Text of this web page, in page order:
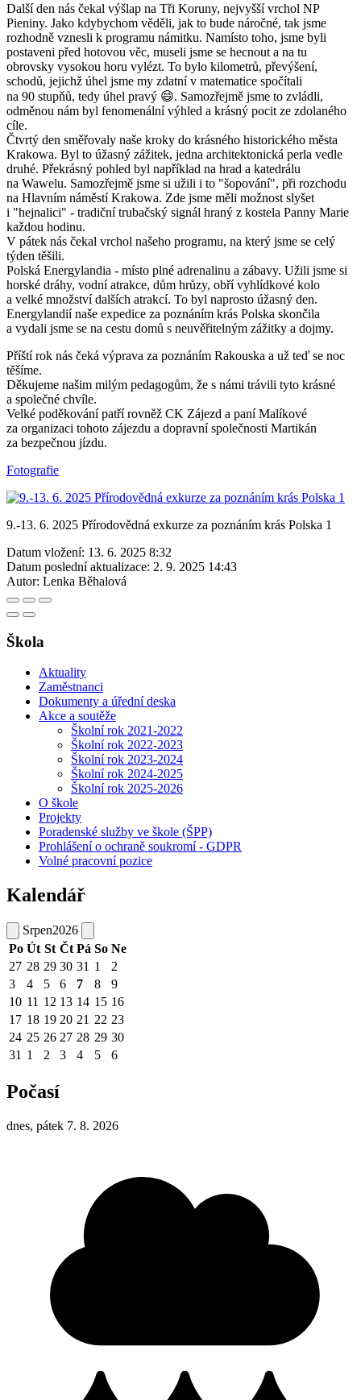
Další den nás čekal výšlap na Tři Koruny, nejvyšší vrchol NP
Pieniny. Jako kdybychom věděli, jak to bude náročné, tak jsme
rozhodně vznesli k programu námitku. Namísto toho, jsme byli
postaveni před hotovou věc, museli jsme se hecnout a na tu
obrovsky vysokou horu vylézt. To bylo kilometrů, převýšení,
schodů, jejichž úhel jsme my zdatní v matematice spočítali
na 90 stupňů, tedy úhel pravý 😄. Samozřejmě jsme to zvládli,
odměnou nám byl fenomenální výhled a krásný pocit ze zdolaného
cíle.
Čtvrtý den směřovaly naše kroky do krásného historického města
Krakowa. Byl to úžasný zážitek, jedna architektonická perla vedle
druhé. Překrásný pohled byl například na hrad a katedrálu
na Wawelu. Samozřejmě jsme si užili i to "šopování", při rozchodu
na Hlavním náměstí Krakowa. Zde jsme měli možnost slyšet
i "hejnalici" - tradiční trubačský signál hraný z kostela Panny Marie
každou hodinu.
V pátek nás čekal vrchol našeho programu, na který jsme se celý
týden těšili.
Polská Energylandia - místo plné adrenalinu a zábavy. Užili jsme si
horské dráhy, vodní atrakce, dům hrůzy, obří vyhlídkové kolo
a velké množství dalších atrakcí. To byl naprosto úžasný den.
Energylandií naše expedice za poznáním krás Polska skončila
a vydali jsme se na cestu domů s neuvěřitelným zážitky a dojmy.
Příští rok nás čeká výprava za poznáním Rakouska a už teď se noc
těšíme.
Děkujeme našim milým pedagogům, že s námi trávili tyto krásné
a společné chvíle.
Velké poděkování patří rovněž CK Zájezd a paní Malíkové
za organizaci tohoto zájezdu a dopravní společnosti Martikán
za bezpečnou jízdu.
Fotografie
9.-13. 6. 2025 Přírodovědná exkurze za poznáním krás Polska 1
Datum vložení: 13. 6. 2025 8:32
Datum poslední aktualizace: 2. 9. 2025 14:43
Autor: Lenka Běhalová
Škola
Aktuality
Zaměstnanci
Dokumenty a úřední deska
Akce a soutěže
Školní rok 2021-2022
Školní rok 2022-2023
Školní rok 2023-2024
Školní rok 2024-2025
Školní rok 2025-2026
O škole
Projekty
Poradenské služby ve škole (ŠPP)
Prohlášení o ochraně soukromí - GDPR
Volné pracovní pozice
Kalendář
Srpen2026
Po Út St Čt Pá So Ne
27 28 29 30 31 1
2
3
4 5 6 7 8
9
10 11 12 13 14 15 16
17 18 19 20 21 22 23
24 25 26 27 28 29 30
31 1 2 3 4 5 6
Počasí
dnes, pátek 7. 8. 2026